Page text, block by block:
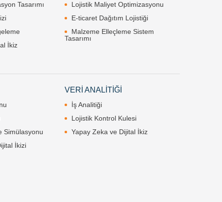
Tasarımı
İkiz
Lojistik Maliyet Optimizasyonu
E-ticaret Dağıtım Lojistiği
Malzeme Elleçleme Sistem
Tasarımı
Simülasyonu
İkizi
VERİ ANALİTİĞİ
İş Analitiği
Lojistik Kontrol Kulesi
Yapay Zeka ve Dijital İkiz